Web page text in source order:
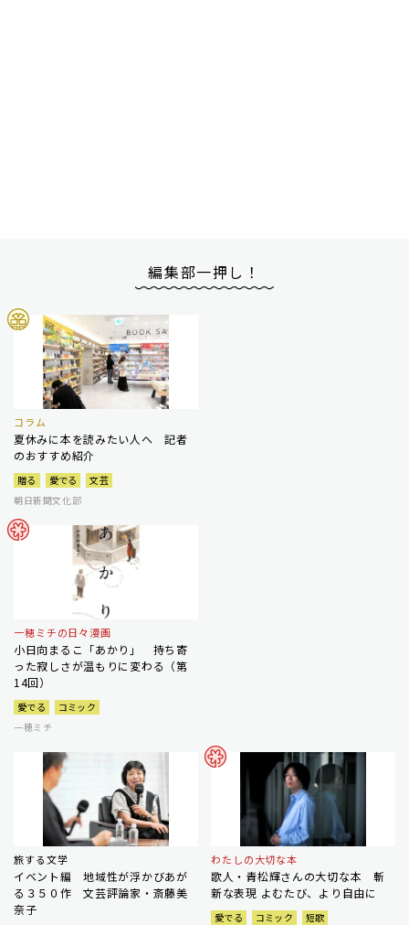
編集部一押し！
コラム
夏休みに本を読みたい人へ 記者
のおすすめ紹介
贈る 愛でる
文芸
朝日新聞文化部
一穂ミチの日々漫画
小日向まるこ「あかり」 持ち寄
った寂しさが温もりに変わる（第
14回）
愛でる
コミック
一穂ミチ
旅する文学
イベント編 地域性が浮かびあが
る３５０作 文芸評論家・斎藤美
奈子
わたしの大切な本
歌人・青松輝さんの大切な本 斬
新な表現 よむたび、より自由に
愛でる コミック 短歌